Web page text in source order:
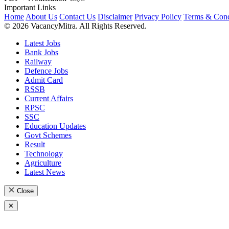
Important Links
Home About Us Contact Us Disclaimer Privacy Policy Terms &
© 2026 VacancyMitra. All Rights Reserved.
Latest Jobs
Bank Jobs
Railway
Defence Jobs
Admit Card
RSSB
Current Affairs
RPSC
SSC
Education Updates
Govt Schemes
Result
Technology
Agriculture
Latest News
Close
✕